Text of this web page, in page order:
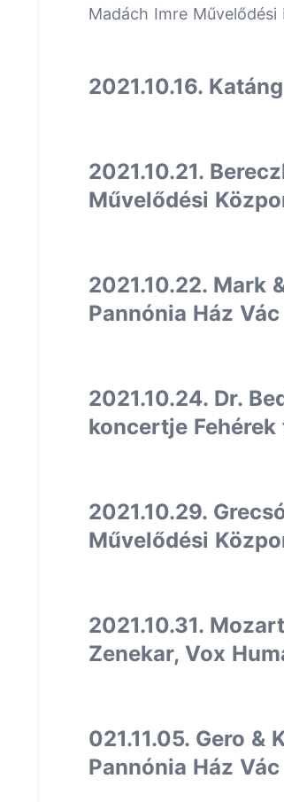
Madách Imre Művelődési
2021.10.16.
2021.10.21.
Művelődési
2021.10.22. Mark
Pannónia Ház Vác
2021.10.24. Dr.
koncertje
2021.10.29.
Művelődési
2021.10.31.
Zenekar, Vox
021.11.05. Gero
Pannónia Ház Vác